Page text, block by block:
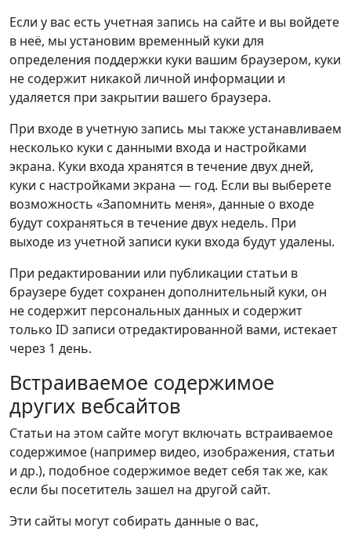
Если у вас есть учетная запись на сайте и вы войдете
в неё, мы установим временный куки для
определения поддержки куки вашим браузером, куки
не содержит никакой личной информации и
удаляется при закрытии вашего браузера.
При входе в учетную запись мы также устанавливаем
несколько куки с данными входа и настройками
экрана. Куки входа хранятся в течение двух дней,
куки с настройками экрана — год. Если вы выберете
возможность «Запомнить меня», данные о входе
будут сохраняться в течение двух недель. При
выходе из учетной записи куки входа будут удалены.
При редактировании или публикации статьи в
браузере будет сохранен дополнительный куки, он
не содержит персональных данных и содержит
только ID записи отредактированной вами, истекает
через 1 день.
Встраиваемое содержимое
других вебсайтов
Статьи на этом сайте могут включать встраиваемое
содержимое (например видео, изображения, статьи
и др.), подобное содержимое ведет себя так же, как
если бы посетитель зашел на другой сайт.
Эти сайты могут собирать данные о вас,